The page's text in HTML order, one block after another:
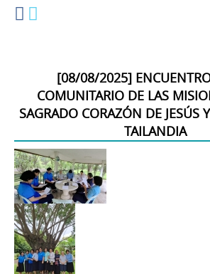
[08/08/2025]
COMUNITARIO DE LAS
SAGRADO CORAZÓN DE JESÚS
TAILANDIA